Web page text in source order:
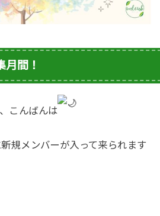
月間！
こんばんは
規メンバーが入って来られます